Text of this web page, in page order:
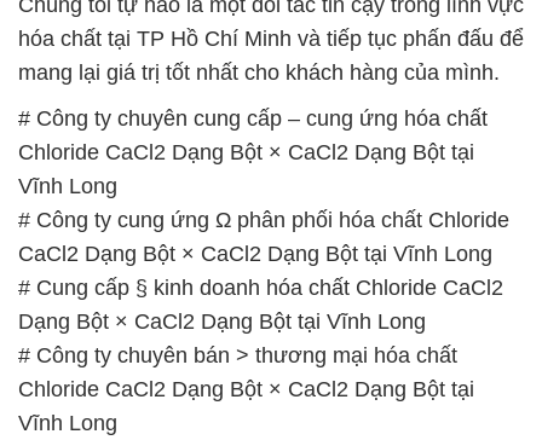
hóa chất tại TP Hồ Chí Minh và tiếp tục phấn đấu để
mang lại giá trị tốt nhất cho khách hàng của mình.
# Công ty chuyên cung cấp – cung ứng hóa chất
Chloride CaCl2 Dạng Bột × CaCl2 Dạng Bột tại
Vĩnh Long
# Công ty cung ứng Ω phân phối hóa chất Chloride
CaCl2 Dạng Bột × CaCl2 Dạng Bột tại Vĩnh Long
# Cung cấp § kinh doanh hóa chất Chloride CaCl2
Dạng Bột × CaCl2 Dạng Bột tại Vĩnh Long
# Công ty chuyên bán > thương mại hóa chất
Chloride CaCl2 Dạng Bột × CaCl2 Dạng Bột tại
Vĩnh Long